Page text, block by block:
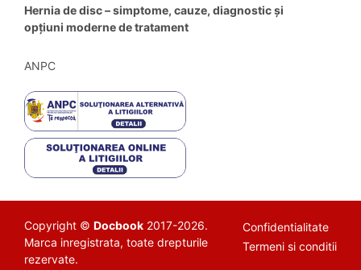
Hernia de disc – simptome, cauze, diagnostic și
opțiuni moderne de tratament
ANPC
Copyright © Docbook 2017-2026.
Marca inregistrata, toate drepturile
rezervate.
Confidentialitate
Termeni si conditii